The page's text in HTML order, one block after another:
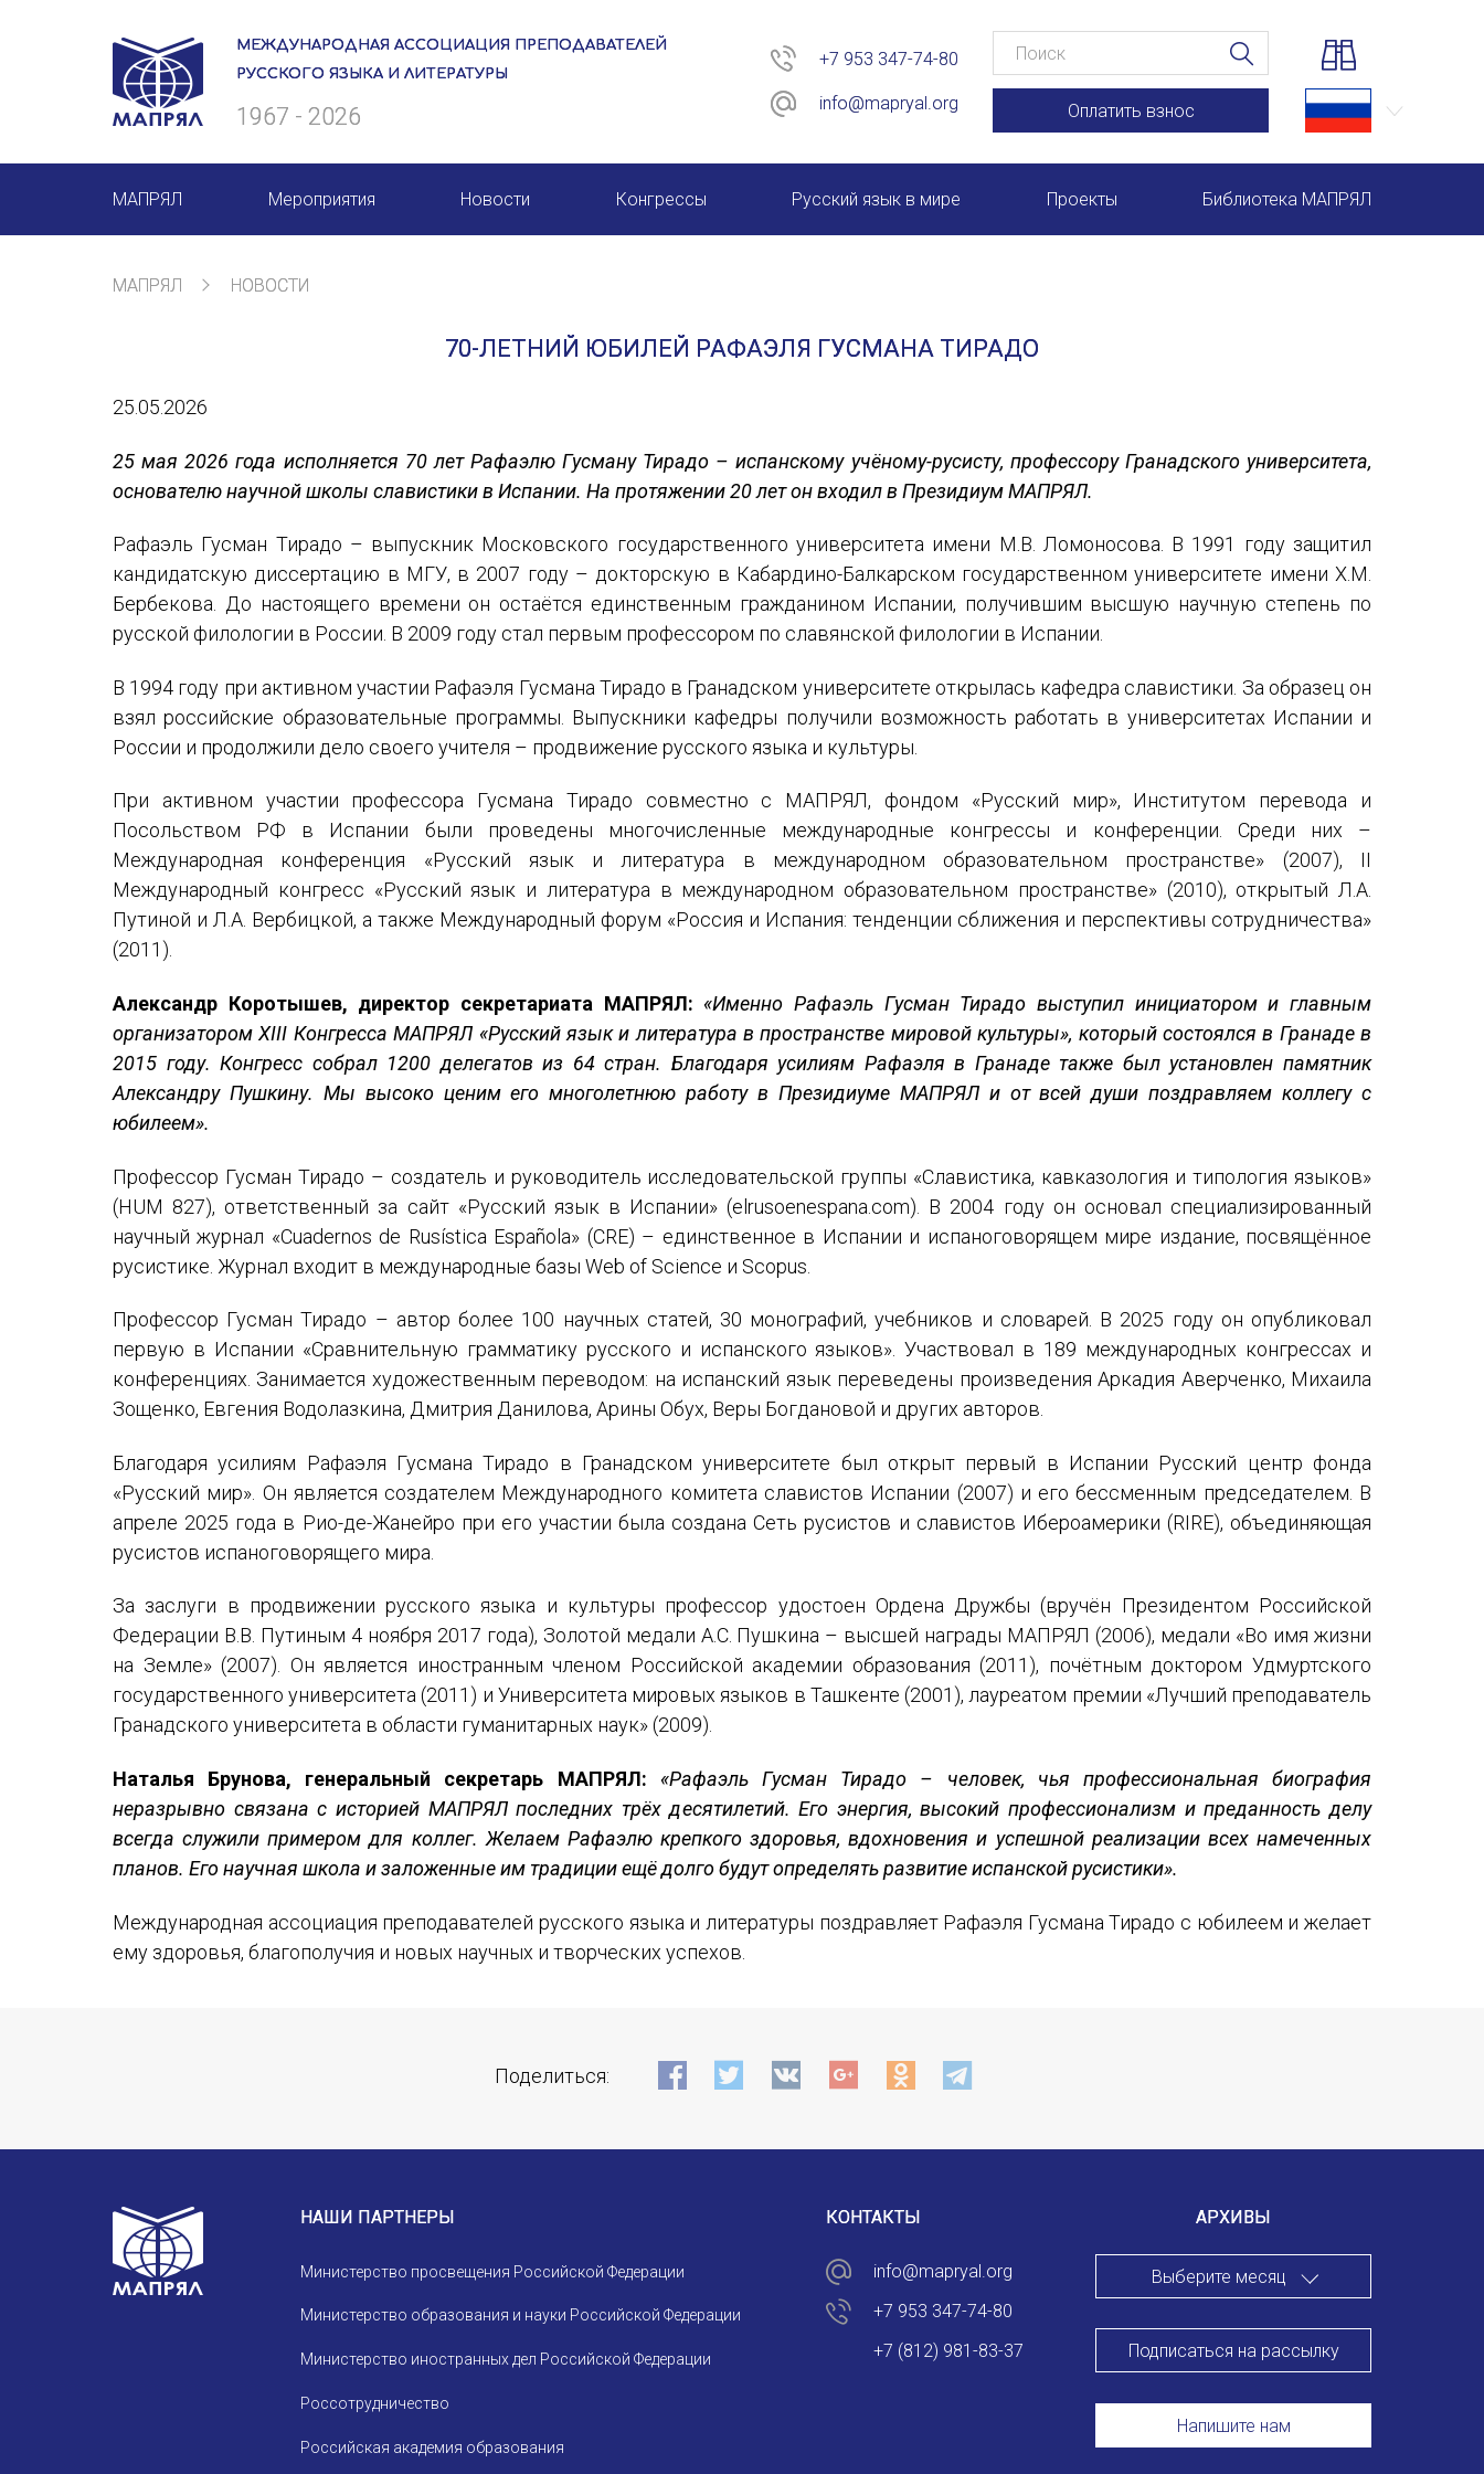
МЕЖДУНАРОДНАЯ АССОЦИАЦИЯ ПРЕПОДАВАТЕЛЕЙ
РУССКОГО ЯЗЫКА И ЛИТЕРАТУРЫ
1967 - 2026
+7 953 347-74-80
info@mapryal.org Оплатить взнос
МАПРЯЛ
Секретариат
Члены МАПРЯЛ
Устав МАПРЯЛ
Вступить в МАПРЯЛ
История МАПРЯЛ
Медаль А. С. Пушкина
Оплата членских взносов МАПРЯЛ
Мероприятия Новости Конгрессы
XV КОНГРЕСС МАПРЯЛ
Русский язык в мире Проекты
Комплексное исследование функционирования
Международный форум TERRA RUSISTICA в Тунисе
«Вопросы русского языка в юридических делах и
Конференция по переводу в Малаге
Год Ф.М. Достоевского: обзор мероприятий 2021
Форум в Гаване «Русская литература в Латинской
Мобильное приложение TORFL GO
Библиотека МАПРЯЛ
МАПРЯЛ НОВОСТИ
70-ЛЕТНИЙ ЮБИЛЕЙ РАФАЭЛЯ ГУСМАНА ТИРАДО
25.05.2026
25 мая 2026 года исполняется 70 лет Рафаэлю Гусману Тирадо – испанскому учёному-русисту, профессору Гранадского университета,
основателю научной школы славистики в Испании. На протяжении 20 лет он входил в Президиум МАПРЯЛ.
Рафаэль Гусман Тирадо – выпускник Московского государственного университета имени М.В. Ломоносова. В 1991 году защитил
кандидатскую диссертацию в МГУ, в 2007 году – докторскую в Кабардино-Балкарском государственном университете имени Х.М.
Бербекова. До настоящего времени он остаётся единственным гражданином Испании, получившим высшую научную степень по
русской филологии в России. В 2009 году стал первым профессором по славянской филологии в Испании.
В 1994 году при активном участии Рафаэля Гусмана Тирадо в Гранадском университете открылась кафедра славистики. За образец он
взял российские образовательные программы. Выпускники кафедры получили возможность работать в университетах Испании и
России и продолжили дело своего учителя – продвижение русского языка и культуры.
При активном участии профессора Гусмана Тирадо совместно с МАПРЯЛ, фондом «Русский мир», Институтом перевода и
Посольством РФ в Испании были проведены многочисленные международные конгрессы и конференции. Среди них –
Международная конференция «Русский язык и литература в международном образовательном пространстве» (2007), II
Международный конгресс «Русский язык и литература в международном образовательном пространстве» (2010), открытый Л.А.
Путиной и Л.А. Вербицкой, а также Международный форум «Россия и Испания: тенденции сближения и перспективы сотрудничества»
(2011).
Александр Коротышев, директор секретариата МАПРЯЛ: «Именно Рафаэль Гусман Тирадо выступил инициатором и главным
организатором XIII Конгресса МАПРЯЛ «Русский язык и литература в пространстве мировой культуры», который состоялся в Гранаде в
2015 году. Конгресс собрал 1200 делегатов из 64 стран. Благодаря усилиям Рафаэля в Гранаде также был установлен памятник
Александру Пушкину. Мы высоко ценим его многолетнюю работу в Президиуме МАПРЯЛ и от всей души поздравляем коллегу с
юбилеем».
Профессор Гусман Тирадо – создатель и руководитель исследовательской группы «Славистика, кавказология и типология языков»
(HUM 827), ответственный за сайт «Русский язык в Испании» (elrusoenespana.com). В 2004 году он основал специализированный
научный журнал «Cuadernos de Rusística Española» (CRE) – единственное в Испании и испаноговорящем мире издание, посвящённое
русистике. Журнал входит в международные базы Web of Science и Scopus.
Профессор Гусман Тирадо – автор более 100 научных статей, 30 монографий, учебников и словарей. В 2025 году он опубликовал
первую в Испании «Сравнительную грамматику русского и испанского языков». Участвовал в 189 международных конгрессах и
конференциях. Занимается художественным переводом: на испанский язык переведены произведения Аркадия Аверченко, Михаила
Зощенко, Евгения Водолазкина, Дмитрия Данилова, Арины Обух, Веры Богдановой и других авторов.
Благодаря усилиям Рафаэля Гусмана Тирадо в Гранадском университете был открыт первый в Испании Русский центр фонда
«Русский мир». Он является создателем Международного комитета славистов Испании (2007) и его бессменным председателем. В
апреле 2025 года в Рио-де-Жанейро при его участии была создана Сеть русистов и славистов Ибероамерики (RIRE), объединяющая
русистов испаноговорящего мира.
За заслуги в продвижении русского языка и культуры профессор удостоен Ордена Дружбы (вручён Президентом Российской
Федерации В.В. Путиным 4 ноября 2017 года), Золотой медали А.С. Пушкина – высшей награды МАПРЯЛ (2006), медали «Во имя жизни
на Земле» (2007). Он является иностранным членом Российской академии образования (2011), почётным доктором Удмуртского
государственного университета (2011) и Университета мировых языков в Ташкенте (2001), лауреатом премии «Лучший преподаватель
Гранадского университета в области гуманитарных наук» (2009).
Наталья Брунова, генеральный секретарь МАПРЯЛ:
«Рафаэль Гусман Тирадо – человек, чья профессиональная биография
неразрывно связана с историей МАПРЯЛ последних трёх десятилетий. Его энергия, высокий профессионализм и преданность делу
всегда служили примером для коллег. Желаем Рафаэлю крепкого здоровья, вдохновения и успешной реализации всех намеченных
планов. Его научная школа и заложенные им традиции ещё долго будут определять развитие испанской русистики».
Международная ассоциация преподавателей русского языка и литературы поздравляет Рафаэля Гусмана Тирадо с юбилеем и желает
ему здоровья, благополучия и новых научных и творческих успехов.
Поделиться:
АРХИВЫ
Выберите месяц
Подписаться на рассылку
Напишите нам
КОНТАКТЫ
info@mapryal.org
+7 953 347-74-80
+7 (812) 981-83-37
НАШИ ПАРТНЕРЫ
Министерство просвещения Российской Федерации
Министерство образования и науки Российской Федерации
Министерство иностранных дел Российской Федерации
Россотрудничество
Российская академия образования
ИМЯ
E-MAIL
СООБЩЕНИЕ
Отправить
E-MAIL
Подписаться